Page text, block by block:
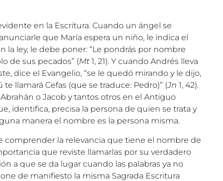
en la Escritura. Cuando un ángel se
que María espera un niño, le indica el
la ley, le debe poner: “Le pondrás por nombre
de sus pecados” (Mt 1, 21). Y cuando Andrés lleva
dice el Evangelio, “se le quedó mirando y le dijo,
llamará Cefas (que se traduce: Pedro)” (Jn 1, 42).
o Jacob y tantos otros en el Antiguo
identifica, precisa la persona de quien se trata y
manera el nombre es la persona misma.
comprender la relevancia que tiene el nombre de
que reviste llamarlas por su verdadero
a que se da lugar cuando las palabras ya no
de manifiesto la misma Sagrada Escritura